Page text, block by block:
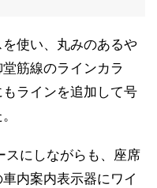
使い、丸みのあるや
筋線のラインカラ
ラインを追加して号
にしながらも、座席
内案内表示器にワイ